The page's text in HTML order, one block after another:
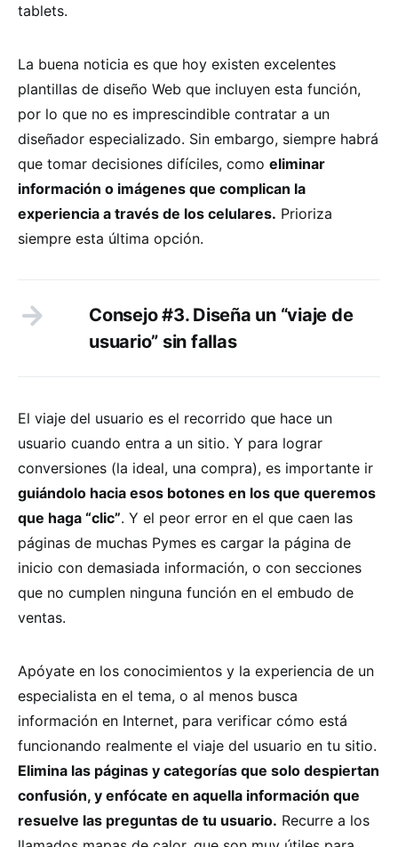
tablets.
La buena noticia es que hoy existen excelentes
plantillas de diseño Web que incluyen esta función,
por lo que no es imprescindible contratar a un
diseñador especializado. Sin embargo, siempre habrá
que tomar decisiones difíciles, como eliminar
información o imágenes que complican la
experiencia a través de los celulares. Prioriza
siempre esta última opción.
Consejo #3. Diseña un “viaje de
usuario” sin fallas
El viaje del usuario es el recorrido que hace un
usuario cuando entra a un sitio. Y para lograr
conversiones (la ideal, una compra), es importante ir
guiándolo hacia esos botones en los que queremos
que haga “clic”. Y el peor error en el que caen las
páginas de muchas Pymes es cargar la página de
inicio con demasiada información, o con secciones
que no cumplen ninguna función en el embudo de
ventas.
Apóyate en los conocimientos y la experiencia de un
especialista en el tema, o al menos busca
información en Internet, para verificar cómo está
funcionando realmente el viaje del usuario en tu sitio.
Elimina las páginas y categorías que solo despiertan
confusión, y enfócate en aquella información que
resuelve las preguntas de tu usuario. Recurre a los